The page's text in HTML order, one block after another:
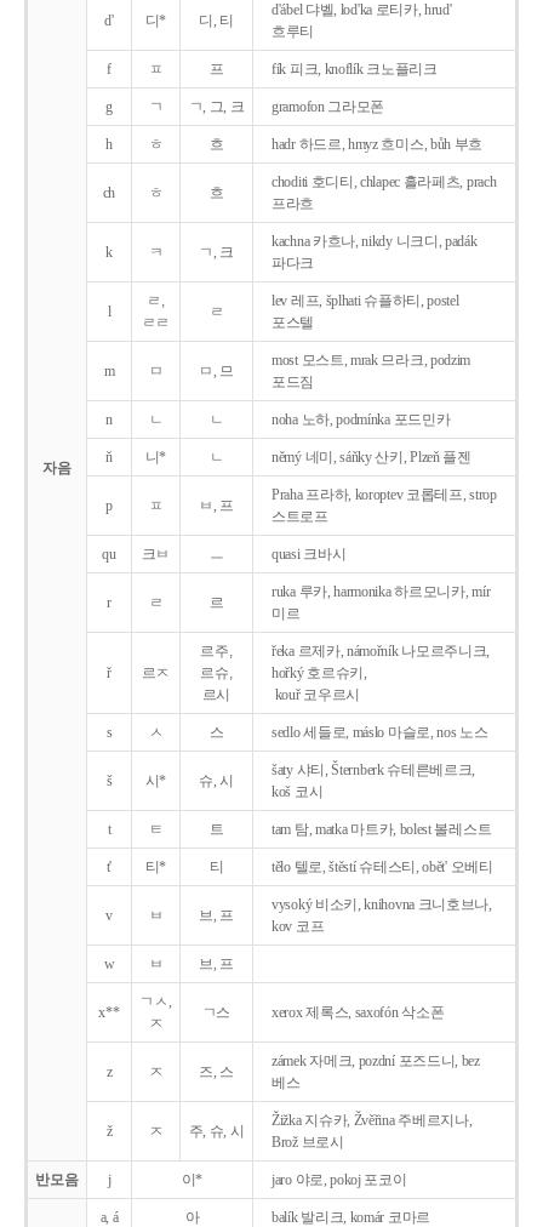
자음
d' 디* 디, 티
d'ábel 댜벨, lod'ka 로티카, hrud'
흐루티
f ㅍ 프 fík 피크, knoflík 크노플리크
g ㄱ ㄱ, 그, 크 gramofon 그라모폰
h ㅎ 흐 hadr 하드르, hmyz 흐미스, bůh 부흐
ch ㅎ 흐
choditi 호디티, chlapec 흘라페츠, prach
프라흐
k ㅋ ㄱ, 크
kachna 카흐나, nikdy 니크디, padák
파다크
l
ㄹ,
ㄹㄹ
ㄹ
lev 레프, šplhati 슈플하티, postel
포스텔
m ㅁ ㅁ, 므
most 모스트, mrak 므라크, podzim
포드짐
n ㄴ ㄴ noha 노하, podmínka 포드민카
ň 니* ㄴ němý 네미, sáňky 산키, Plzeň 플젠
p ㅍ ㅂ, 프
Praha 프라하, koroptev 코롭테프, strop
스트로프
qu 크ㅂ ㅡ quasi 크바시
r ㄹ 르
ruka 루카, harmonika 하르모니카, mír
미르
ř 르ㅈ
르주,
르슈,
르시
řeka 르제카, námořník 나모르주니크,
hořký 호르슈키,
kouř 코우르시
s ㅅ 스 sedlo 세들로, máslo 마슬로, nos 노스
š 시* 슈, 시
šaty 샤티, Šternberk 슈테른베르크,
koš 코시
t ㅌ 트 tam 탐, matka 마트카, bolest 볼레스트
t' 티* 티 tělo 텔로, štěstí 슈테스티, obět' 오베티
v ㅂ 브, 프
vysoký 비소키, knihovna 크니호브나,
kov 코프
w ㅂ 브, 프
x**
ㄱㅅ,
ㅈ
ㄱ스 xerox 제록스, saxofón 삭소폰
z ㅈ 즈, 스
zámek 자메크, pozdní 포즈드니, bez
베스
ž ㅈ 주, 슈, 시
Žižka 지슈카, Žvěřina 주베르지나,
Brož 브로시
반모음 j 이* jaro 야로, pokoj 포코이
a, á 아 balík 발리크, komár 코마르